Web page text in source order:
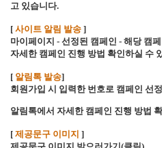
고 있습니다.
[ 사이트 알림 발송 ]
마이페이지 - 선정된 캠페인 - 해당 캠
자세한 캠페인 진행 방법 확인하실 수
[ 알림톡 발송]
회원가입 시 입력한 번호로 캠페인 선
알림톡에서 자세한 캠페인 진행 방법
[ 제공문구 이미지 ]